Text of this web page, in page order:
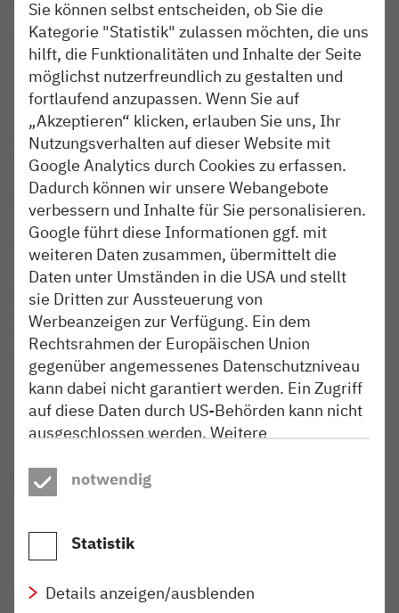
Ersatzverkehrs kann nicht garantiert werden, E-Tretroller
dürfen in den Bussen nicht mitgenommen werden. Für
mobilitätseingeschränkte Fahrgäste bieten die Busse
nach Möglichkeit einen Niederflureinstieg.
Hinweis: Die Haltestelle der Ersatzbusse in Neumünster
wurde bereits im Dezember vom ZOB in die Kaiserstraße
verlegt.
Informationsangebote
Die nordbahn bittet ihre Fahrgäste, sich rechtzeitig vor
Antritt ihrer Reise in den Online-Auskünften von nah.sh,
hvv.de und bahn.de über aktuelle Fahrplanänderungen zu
informieren. Alle relevanten Informationen werden
zudem auf nordbahn.de sowie im kostenfrei zu
abonnierenden E-Mail-Newsletter veröffentlicht. Für
weitere Fragen steht der Kundendialog der nordbahn
telefonisch unter 040/303 977-333 zur Verfügung.
KONTAKT
Pressesprecherin
(040) 303 977-300
Sie können selbst entscheiden, ob Sie die
Kategorie "Statistik" zulassen möchten, die uns
hilft, die Funktionalitäten und Inhalte der Seite
möglichst nutzerfreundlich zu gestalten und
fortlaufend anzupassen. Wenn Sie auf
„Akzeptieren“ klicken, erlauben Sie uns, Ihr
Nutzungsverhalten auf dieser Website mit
Google Analytics durch Cookies zu erfassen.
Dadurch können wir unsere Webangebote
verbessern und Inhalte für Sie personalisieren.
Google führt diese Informationen ggf. mit
weiteren Daten zusammen, übermittelt die
Daten unter Umständen in die USA und stellt
sie Dritten zur Aussteuerung von
Werbeanzeigen zur Verfügung. Ein dem
Rechtsrahmen der Europäischen Union
gegenüber angemessenes Datenschutzniveau
kann dabei nicht garantiert werden. Ein Zugriff
auf diese Daten durch US-Behörden kann nicht
ausgeschlossen werden. Weitere
Datenschutzhinweisen
notwendig
Statistik
Details anzeigen/ausblenden